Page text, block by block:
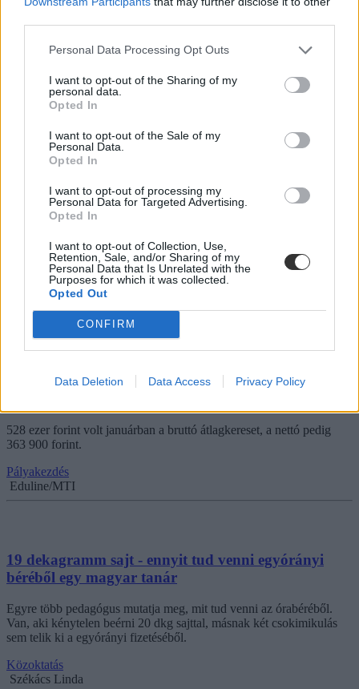
Personal Data Processing Opt Outs
I want to opt-out of the Sharing of my
personal data.
Opted In
I want to opt-out of the Sale of my
Personal Data.
Opted In
I want to opt-out of processing my
Personal Data for Targeted Advertising.
Opted In
I want to opt-out of Collection, Use,
Retention, Sale, and/or Sharing of my
Personal Data that Is Unrelated with the
Purposes for which it was collected.
Opted Out
CONFIRM
Data Deletion Data Access Privacy Policy
társadalmi fontosságuk szerint az orvosokat és az ápolókat tartják
többre.
Pályakezdés
Nyolcszázezer forintnál is magasabb lesz a cseh
tanárok fizetése 2024-től, mégsem elégedettek a
"Becsapta a pedagógusokat a cseh kormány, mert az iskolák
működésére szánt jövő évi költségvetési összeg nem biztosítja, hogy
130 százalékára emelkedjen" - közölte Markéta Seidlová, a
pedagógus szakszervezeti szövetség elnökhelyettese.
Közoktatás
Megvannak a KSH első idei számai: 528 ezer forint
528 ezer forint volt januárban a bruttó átlagkereset, a nettó pedig
363 900 forint.
Pályakezdés
Eduline/MTI
19 dekagramm sajt - ennyit tud venni egyórányi
béréből egy magyar tanár
Egyre több pedagógus mutatja meg, mit tud venni az órabéréből.
Van, aki kénytelen beérni 20 dkg sajttal, másnak két csokimikulás
sem telik ki a egyórányi fizetéséből.
Közoktatás
Székács Linda